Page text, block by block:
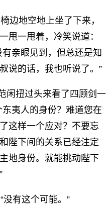
边地空地上坐了下来，
甩一甩着，冷笑说道：
亲眼见到，但总还是知
说的话，我也听说了。”
闲扭过头来看了四顾剑一
夷人的身份？难道您在
这样一个应对？不要忘
陛下间的关系已经注定
地身份。就能挑动陛下
有这个可能。”